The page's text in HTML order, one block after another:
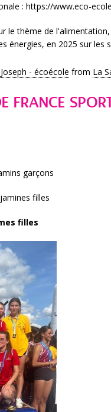
: https://www.eco-
le thème de
énergies, en 2025 sur les
- écoécole from La
FRANCE
garçons
filles
filles